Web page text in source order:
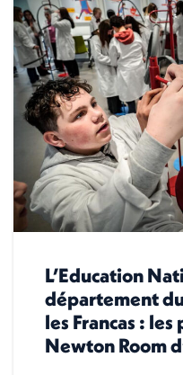
L’Education
département
les Francas :
Newton Room